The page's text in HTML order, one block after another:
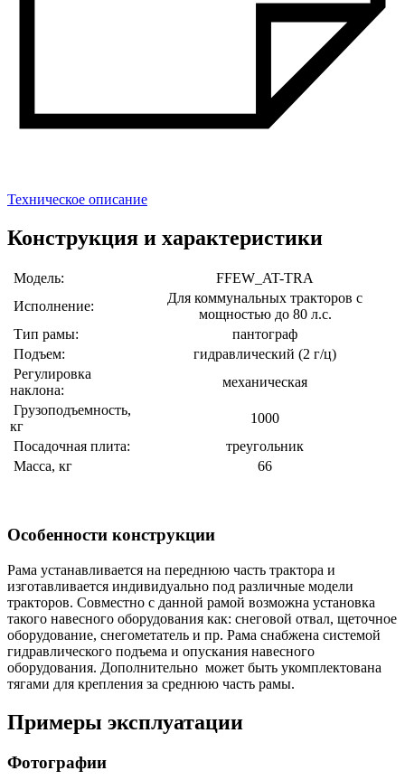
Техническое описание
Конструкция и характеристики
Модель:
FFEW_AT-TRA
Исполнение:
Для коммунальных тракторов с
мощностью до 80 л.с.
Тип рамы:
пантограф
Подъем:
гидравлический (2 г/ц)
Регулировка
наклона:
механическая
Грузоподъемность,
кг
1000
Посадочная плита:
треугольник
Масса, кг
66
Особенности конструкции
Рама устанавливается на переднюю часть трактора и
изготавливается индивидуально под различные модели
тракторов. Совместно с данной рамой возможна установка
такого навесного оборудования как: снеговой отвал, щеточное
оборудование, снегометатель и пр. Рама снабжена системой
гидравлического подъема и опускания навесного
оборудования. Дополнительно может быть укомплектована
тягами для крепления за среднюю часть рамы.
Примеры эксплуатации
Фотографии